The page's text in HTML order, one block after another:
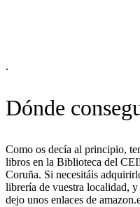
.
Dónde
Como os decía al principio,
libros en la Biblioteca del
Coruña. Si necesitáis
librería de vuestra localidad, y
dejo unos enlaces de